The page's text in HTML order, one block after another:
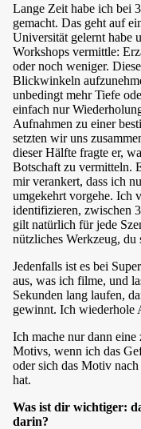
Lange Zeit habe ich bei
gemacht. Das geht auf
Universität gelernt habe
Workshops vermittle:
oder noch weniger.
Blickwinkeln
unbedingt mehr Tiefe
einfach nur
Aufnahmen zu einer
setzten wir uns
dieser Hälfte fragte er,
Botschaft zu vermitteln.
mir verankert, dass ich
umgekehrt vorgehe. Ich
identifizieren, zwischen
gilt natürlich für jede
nützliches Werkzeug, du
Jedenfalls ist es bei
aus, was ich filme, und
Sekunden lang laufen,
gewinnt. Ich wiederhole
Ich mache nur dann
Motivs, wenn ich das
oder sich das Motiv nach
hat.
Was ist dir wichtiger:
darin?